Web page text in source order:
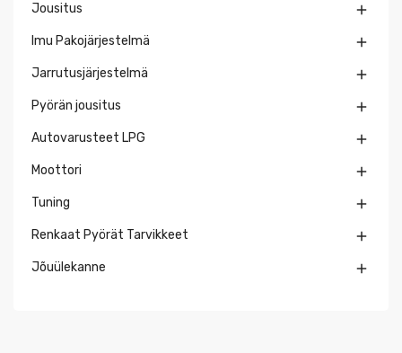
Jousitus 
Imu Pakojärjestelmä 
Jarrutusjärjestelmä 
Pyörän jousitus 
Autovarusteet LPG 
Moottori 
Tuning 
Renkaat Pyörät Tarvikkeet 
Jõuülekanne 